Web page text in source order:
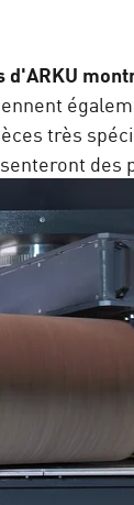
d'ARKU
très
des